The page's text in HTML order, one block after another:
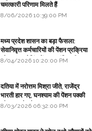
चमत्कारी परिणाम मिलते हैं
8/06/2026 10:39:00 PM
मध्य प्रदेश शासन का बड़ा फैसला:
सेवानिवृत्त कर्मचारियों की पेंशन प्रक्रिया
और बजट कोडिंग में हुए क्रांतिकारी
8/04/2026 10:20:00 PM
दतिया में नरोत्तम मिश्रा जीते, राजेंद्र
भारती हार गए, घनश्याम की पेंशन पक्की
और आशुतोष बैक टू...
8/03/2026 06:32:00 PM